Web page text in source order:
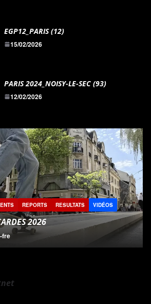
EGP12_PARIS (12)
15/02/2026
PARIS 2024_NOISY-LE-SEC (93)
12/02/2026
REPORTS RESULTATS VIDÉOS
2026